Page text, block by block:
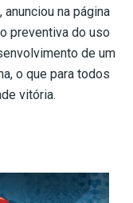
na página
preventiva do uso
de um
o que para todos
vitória.